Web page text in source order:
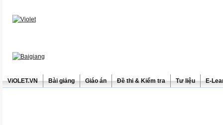
ViOLET.VN Bài giảng Giáo án Đề thi & Kiểm tra Tư liệu E-